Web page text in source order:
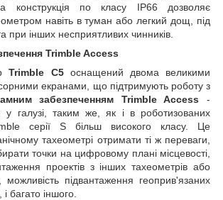
конструкція по класу IP66 дозволяє
навіть в туман або легкий дощ, під
при інших несприятливих чинників.
Trimble Access
Trimble C5оснащений двома великими
екранами, що підтримують роботу з
забезпеченням Trimble Access -
у галузі, таким же, як і в роботизованих
серії S більш високого класу. Це
тахеометрі отримати ті ж переваги,
точки на цифровому плані місцевості,
проектів з інших тахеометрів або
можливість підвантаження геоприв'язаних
і багато іншого.